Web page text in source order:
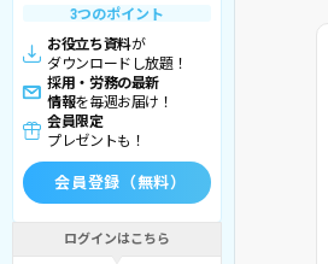
3つのポイント
お役立ち資料が
ダウンロードし放題！
採用・労務の最新
情報を毎週お届け！
会員限定
プレゼントも！
会員登録（無料）
ログインはこちら